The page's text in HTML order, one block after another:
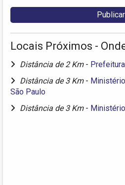
Locais Próximos -
Distância de 2 Km -
Distância de 3 Km -
São Paulo
Distância de 3 Km -